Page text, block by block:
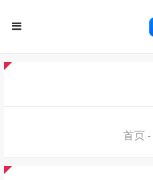
首页 -